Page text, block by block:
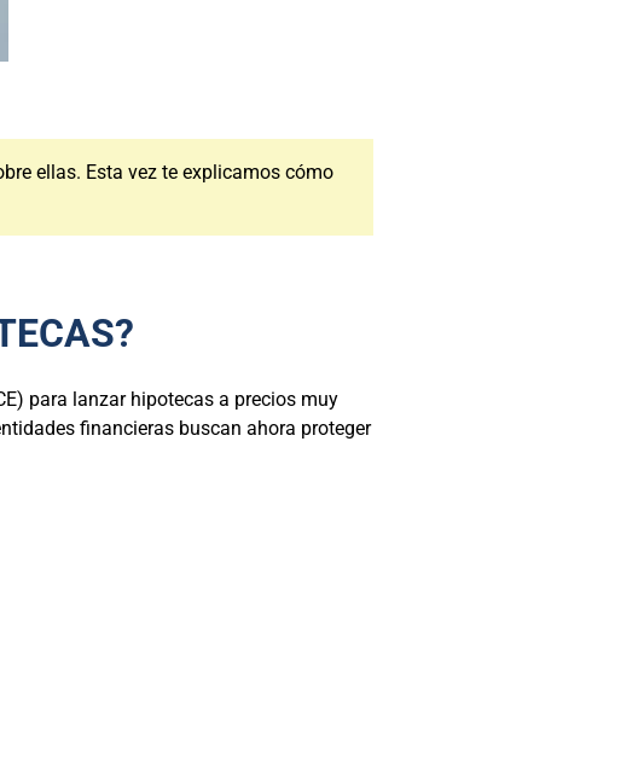
ellas. Esta vez te explicamos cómo
para lanzar hipotecas a precios muy
financieras buscan ahora proteger